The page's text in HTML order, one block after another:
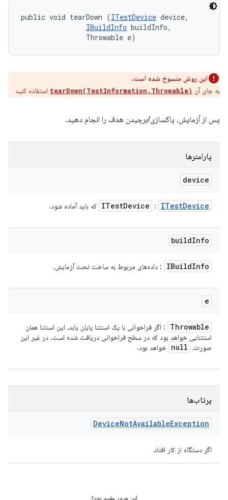
public void tearDown (ITestDevice device,
IBuildInfo buildInfo,
                Throwable e)
این روش منسوخ شده است.
به جای آن tearDown(TestInformation,Throwable) استفاده کنید
پس از آزمایش، پاکسازی/برچیدن هدف را انجام دهید.
پارامترها
device
ITestDevice : ITestDevice که باید آماده شود.
buildInfo
IBuildInfo : داده‌های مربوط به ساخت تحت آزمایش.
e
Throwable
: اگر فراخوانی با یک استثنا پایان یابد، این استثنا همان
استثنایی خواهد بود که در سطح فراخوانی دریافت شده است. در غیر این
صورت،
null خواهد بود.
پرتاب‌ها
DeviceNotAvailableException
اگر دستگاه از کار افتاد
این مرور مفید بود؟